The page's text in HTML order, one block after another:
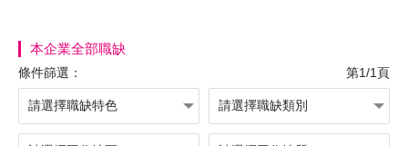
本企業全部職缺
條件篩選： 第1/1頁